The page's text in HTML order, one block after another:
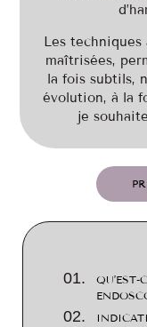
Les
maîtrisées,
la fois subtils,
évolution, à la
je
QU’EST-